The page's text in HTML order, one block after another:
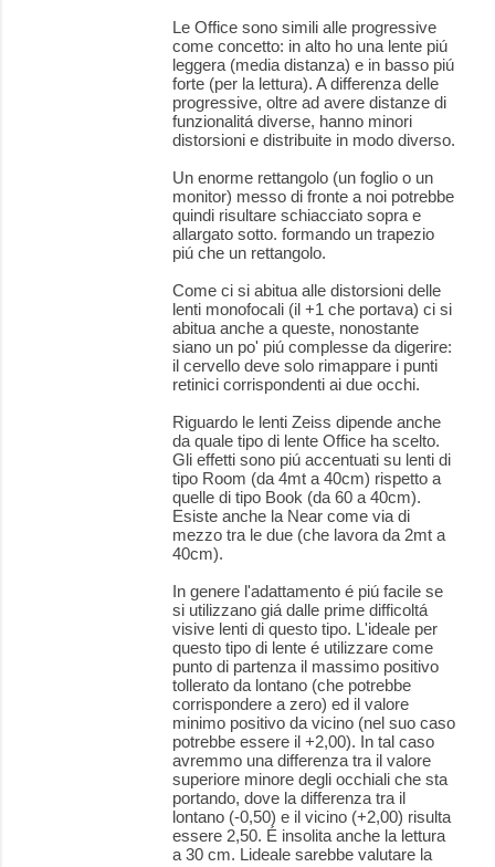
Le Office sono simili alle progressive
come concetto: in alto ho una lente piú
leggera (media distanza) e in basso piú
forte (per la lettura). A differenza delle
progressive, oltre ad avere distanze di
funzionalitá diverse, hanno minori
distorsioni e distribuite in modo diverso.
Un enorme rettangolo (un foglio o un
monitor) messo di fronte a noi potrebbe
quindi risultare schiacciato sopra e
allargato sotto. formando un trapezio
piú che un rettangolo.
Come ci si abitua alle distorsioni delle
lenti monofocali (il +1 che portava) ci si
abitua anche a queste, nonostante
siano un po' piú complesse da digerire:
il cervello deve solo rimappare i punti
retinici corrispondenti ai due occhi.
Riguardo le lenti Zeiss dipende anche
da quale tipo di lente Office ha scelto.
Gli effetti sono piú accentuati su lenti di
tipo Room (da 4mt a 40cm) rispetto a
quelle di tipo Book (da 60 a 40cm).
Esiste anche la Near come via di
mezzo tra le due (che lavora da 2mt a
40cm).
In genere l'adattamento é piú facile se
si utilizzano giá dalle prime difficoltá
visive lenti di questo tipo. L'ideale per
questo tipo di lente é utilizzare come
punto di partenza il massimo positivo
tollerato da lontano (che potrebbe
corrispondere a zero) ed il valore
minimo positivo da vicino (nel suo caso
potrebbe essere il +2,00). In tal caso
avremmo una differenza tra il valore
superiore minore degli occhiali che sta
portando, dove la differenza tra il
lontano (-0,50) e il vicino (+2,00) risulta
essere 2,50. É insolita anche la lettura
a 30 cm. Lideale sarebbe valutare la